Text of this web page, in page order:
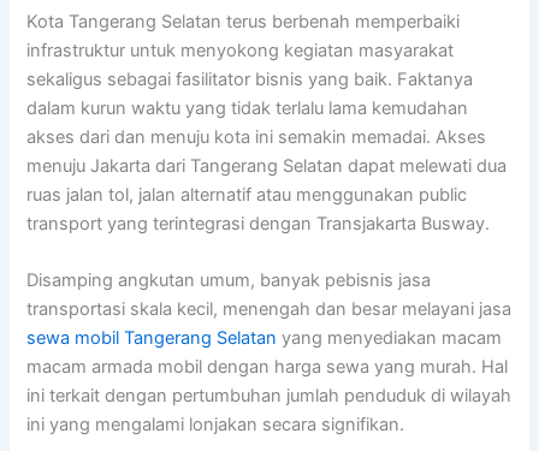
Kota Tangerang Selatan terus berbenah memperbaiki
infrastruktur untuk menyokong kegiatan masyarakat
sekaligus sebagai fasilitator bisnis yang baik. Faktanya
dalam kurun waktu yang tidak terlalu lama kemudahan
akses dari dan menuju kota ini semakin memadai. Akses
menuju Jakarta dari Tangerang Selatan dapat melewati dua
ruas jalan tol, jalan alternatif atau menggunakan public
transport yang terintegrasi dengan Transjakarta Busway.
Disamping angkutan umum, banyak pebisnis jasa
transportasi skala kecil, menengah dan besar melayani jasa
sewa mobil Tangerang Selatan yang menyediakan macam
macam armada mobil dengan harga sewa yang murah. Hal
ini terkait dengan pertumbuhan jumlah penduduk di wilayah
ini yang mengalami lonjakan secara signifikan.